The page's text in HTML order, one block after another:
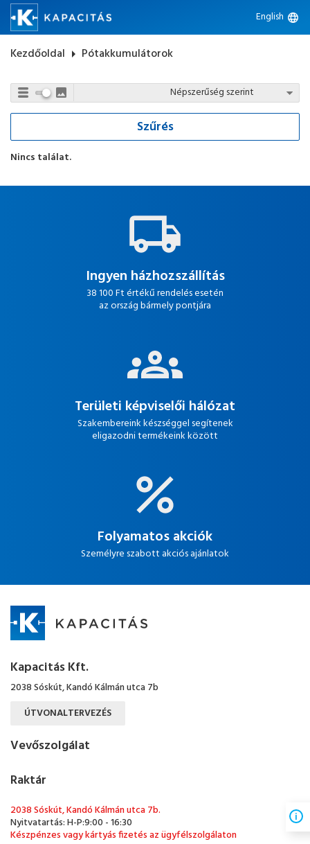
English language
Kezdőoldal arrow_right Pótakkumulátorok
Szűrés
Nincs találat.
Ingyen házhozszállítás
38 100 Ft értékű rendelés esetén
az ország bármely pontjára
Területi képviselői hálózat
Szakembereink készséggel segítenek
eligazodni termékeink között
Folyamatos akciók
Személyre szabott akciós ajánlatok
Kapacitás Kft.
2038 Sóskút, Kandó Kálmán utca 7b
ÚTVONALTERVEZÉS
Vevőszolgálat
Raktár
2038 Sóskút, Kandó Kálmán utca 7b.
Nyitvatartás: H-P:9:00 - 16:30
Készpénzes vagy kártyás fizetés az ügyfélszolgálaton